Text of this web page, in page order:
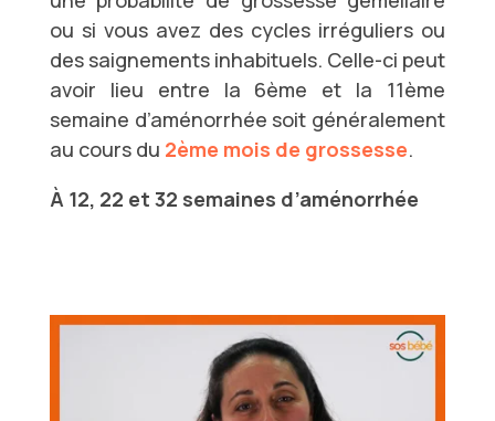
ou si vous avez des cycles irréguliers ou
des saignements inhabituels. Celle-ci peut
avoir lieu entre la 6ème et la 11ème
semaine d’aménorrhée soit généralement
au cours du 2ème mois de grossesse.
À 12, 22 et 32 semaines d’aménorrhée